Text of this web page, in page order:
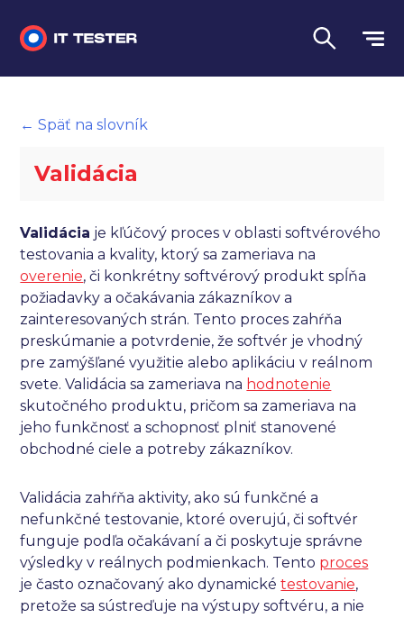
Automatizované testovanie
Performance testing
Interview otázky na pohovor
Slovník
Jazyk
← Späť na slovník
Validácia
Validácia je kľúčový proces v oblasti softvérového
testovania a kvality, ktorý sa zameriava na
overenie, či konkrétny softvérový produkt spĺňa
požiadavky a očakávania zákazníkov a
zainteresovaných strán. Tento proces zahŕňa
preskúmanie a potvrdenie, že softvér je vhodný
pre zamýšľané využitie alebo aplikáciu v reálnom
svete. Validácia sa zameriava na hodnotenie
skutočného produktu, pričom sa zameriava na
jeho funkčnosť a schopnosť plniť stanovené
obchodné ciele a potreby zákazníkov.
Validácia zahŕňa aktivity, ako sú funkčné a
nefunkčné testovanie, ktoré overujú, či softvér
funguje podľa očakávaní a či poskytuje správne
výsledky v reálnych podmienkach. Tento proces
je často označovaný ako dynamickétestovanie,
pretože sa sústreďuje na výstupy softvéru, a nie